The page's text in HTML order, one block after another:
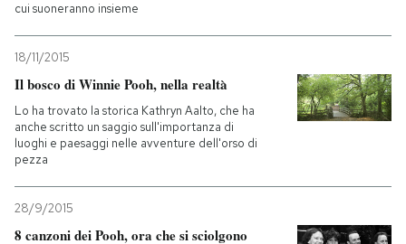
cui suoneranno insieme
18/11/2015
Il bosco di Winnie Pooh, nella realtà
Lo ha trovato la storica Kathryn Aalto, che ha
anche scritto un saggio sull'importanza di
luoghi e paesaggi nelle avventure dell'orso di
pezza
28/9/2015
8 canzoni dei Pooh, ora che si sciolgono